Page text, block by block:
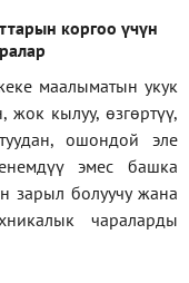
коргоо үчүн
маалыматын укук
жок кылуу, өзгөртүү,
ошондой эле
эмес башка
зарыл болуучу жана
чараларды